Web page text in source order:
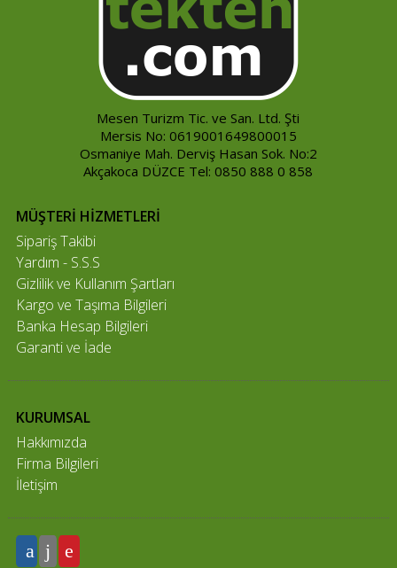
Mesen Turizm Tic. ve San. Ltd. Şti
Mersis No: 0619001649800015
Osmaniye Mah. Derviş Hasan Sok. No:2
Akçakoca DÜZCE Tel: 0850 888 0 858
MÜŞTERİ HİZMETLERİ
Sipariş Takibi
Yardım - S.S.S
Gizlilik ve Kullanım Şartları
Kargo ve Taşıma Bilgileri
Banka Hesap Bilgileri
Garanti ve İade
KURUMSAL
Hakkımızda
Firma Bilgileri
İletişim